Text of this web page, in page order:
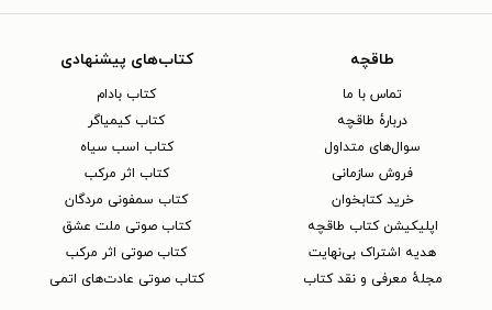
طاقچه
تماس با ما
دربارهٔ طاقچه
سوال‌های متداول
فروش سازمانی
خرید کتابخوان
اپلیکیشن کتاب طاقچه
هدیه اشتراک بی‌نهایت
مجلهٔ معرفی و نقد کتاب
کتاب‌های پیشنهادی
کتاب بادام
کتاب کیمیاگر
کتاب اسب سیاه
کتاب اثر مرکب
کتاب سمفونی مردگان
کتاب صوتی ملت عشق
کتاب صوتی اثر مرکب
کتاب صوتی عادت‌های اتمی